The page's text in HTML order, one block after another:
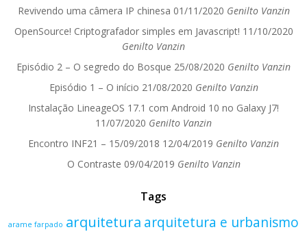
Revivendo uma câmera IP chinesa 01/11/2020 Genilto Vanzin
OpenSource! Criptografador simples em Javascript! 11/10/2020
Genilto Vanzin
Episódio 2 – O segredo do Bosque 25/08/2020 Genilto Vanzin
Episódio 1 – O início 21/08/2020 Genilto Vanzin
Instalação LineageOS 17.1 com Android 10 no Galaxy J7!
11/07/2020 Genilto Vanzin
Encontro INF21 – 15/09/2018 12/04/2019 Genilto Vanzin
O Contraste 09/04/2019 Genilto Vanzin
Tags
arame farpado arquitetura arquitetura e urbanismo